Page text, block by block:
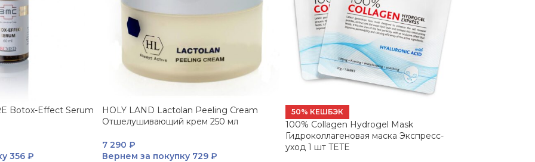
Botox-Effect Serum
356 ₽
HOLY LAND Lactolan Peeling Cream
Отшелушивающий крем 250 мл
7 290₽
Вернем за покупку 729 ₽
50% КЕШБЭК
100% Collagen Hydrogel Mask
Гидроколлагеновая маска Экспресс-
уход 1 шт TETE